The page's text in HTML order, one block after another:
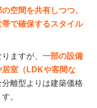
空間を共有しつつ、
で確保するスタイル
ますが、 一部の設備
居室（LDKや客間な
離型よりは建築価格
。